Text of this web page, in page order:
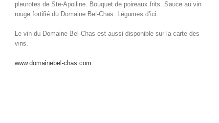
pleurotes de Ste-Apolline. Bouquet de poireaux frits. Sauce au vin
rouge fortifié du Domaine Bel-Chas. Légumes d’ici.
Le vin du Domaine Bel-Chas est aussi disponible sur la carte des
vins.
www.domainebel-chas.com